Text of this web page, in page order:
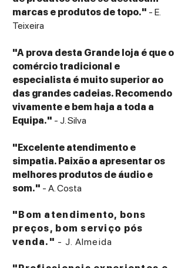
marcas e produtos de topo." - E.
Teixeira
"A prova desta Grande loja é que o
comércio tradicional e
especialista é muito superior ao
das grandes cadeias. Recomendo
vivamente e bem haja a toda a
Equipa." - J. Silva
"Excelente atendimento e
simpatia. Paixão a apresentar os
melhores produtos de áudio e
som." - A. Costa
"Bom atendimento, bons
preços, bom serviço pós
venda." - J. Almeida